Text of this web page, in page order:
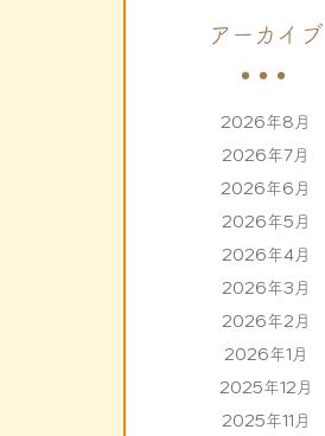
アーカイブ
2026年8月
2026年7月
2026年6月
2026年5月
2026年4月
2026年3月
2026年2月
2026年1月
2025年12月
2025年11月